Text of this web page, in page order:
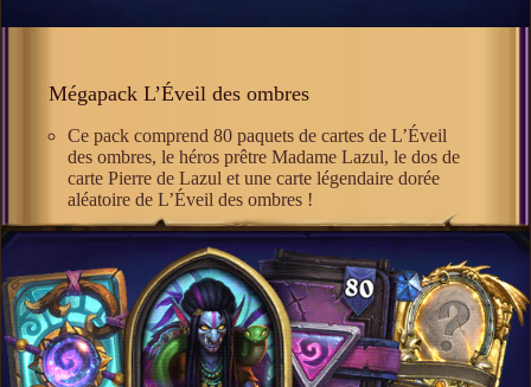
Mégapack L’Éveil des ombres
Ce pack comprend 80 paquets de cartes de L’Éveil
des ombres, le héros prêtre Madame Lazul, le dos de
carte Pierre de Lazul et une carte légendaire dorée
aléatoire de L’Éveil des ombres !